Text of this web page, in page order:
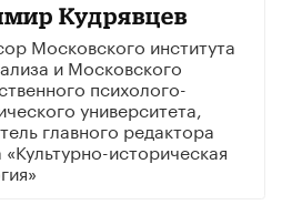
Кудрявцев
Московского института
и Московского
психолого-
университета,
главного редактора
историческая